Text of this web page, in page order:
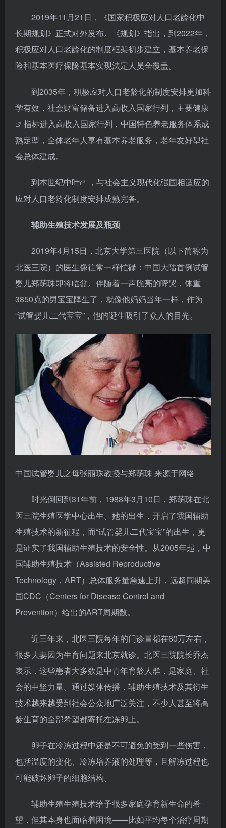
2019年11月21日，《国家积极应对人口老龄化中
长期规划》正式对外发布。《规划》指出，到2022年，
积极应对人口老龄化的制度框架初步建立，基本养老保
险和基本医疗保险基本实现法定人员全覆盖。
到2035年，积极应对人口老龄化的制度安排更加科
学有效，社会财富储备进入高收入国家行列，主要健康
指标进入高收入国家行列，中国特色养老服务体系成
熟定型，全体老年人享有基本养老服务，老年友好型社
会总体建成。
到本世纪中叶
，与社会主义现代化强国相适应的
应对人口老龄化制度安排成熟完备。
辅助生殖技术发展及瓶颈
2019年4月15日，北京大学第三医院（以下简称为
北医三院）的医生像往常一样忙碌：中国大陆首例试管
婴儿郑萌珠即将临盆。伴随着一声脆亮的啼哭，体重
3850克的男宝宝降生了，就像他妈妈当年一样，作为
“试管婴儿二代宝宝”，他的诞生吸引了众人的目光。
中国试管婴儿之母张丽珠教授与郑萌珠 来源于网络
时光倒回到31年前，1988年3月10日，郑萌珠在北
医三院生殖医学中心出生。她的出生，开启了我国辅助
生殖技术的新征程，而“试管婴儿二代宝宝”的出生，更
是证实了我国辅助生殖技术的安全性。从2005年起，中
国辅助生殖技术（Assisted Reproductive
Technology，ART）总体服务量急速上升，远超同期美
国CDC（Centers for Disease Control and
Prevention）给出的ART周期数。
近三年来，北医三院每年的门诊量都在60万左右，
很多夫妻因为生育问题来北京就诊。北医三院院长乔杰
表示，这些患者大多数是中青年育龄人群，是家庭、社
会的中坚力量。通过媒体传播，辅助生殖技术及其衍生
技术越来越受到社会公众地广泛关注，不少人甚至将高
龄生育的全部希望都寄托在冻卵上。
卵子在冷冻过程中还是不可避免的受到一些伤害，
包括温度的变化、冷冻培养液的处理等，且解冻过程也
可能破坏卵子的细胞结构。
辅助生殖生殖技术给予很多家庭孕育新生命的希
望，但其本身也面临着困境——比如平均每个治疗周期